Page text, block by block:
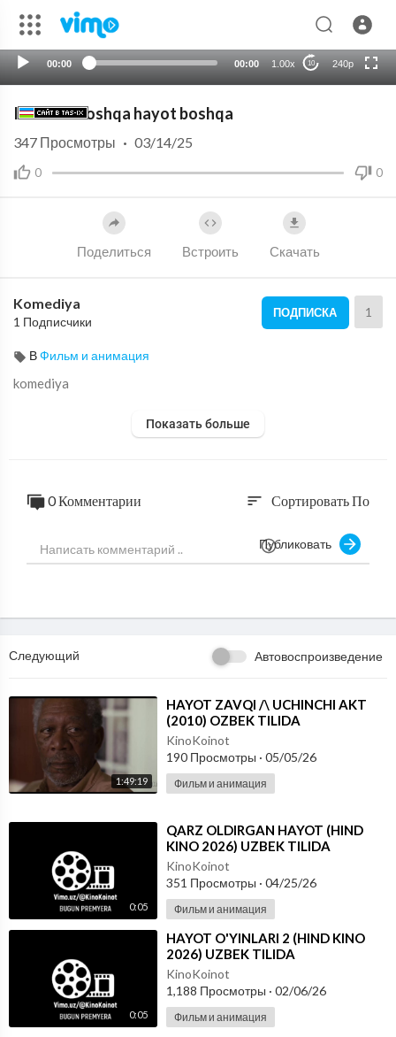
00:00 00:00 1.00x 10 240p
auto
Internet boshqa hayot boshqa
0 0
347 Просмотры · 03/14/25
Поделиться Встроить Скачать
Komediya
1 Подписчики
ПОДПИСКА 1
ВФильм и анимация
komediya
Показать больше
0 Комментарии sort Сортировать По
Публиковать
Следующий Автовоспроизведение
1:49:19
⁣HAYOT ZAVQI /\ UCHINCHI AKT
(2010) OZBEK TILIDA
KinoKoinot
190 Просмотры · 05/05/26
Фильм и анимация
0:05
⁣QARZ OLDIRGAN HAYOT (HIND
KINO 2026) UZBEK TILIDA
KinoKoinot
351 Просмотры · 04/25/26
Фильм и анимация
0:05
⁣HAYOT O'YINLARI 2 (HIND KINO
2026) UZBEK TILIDA
KinoKoinot
1,188 Просмотры · 02/06/26
Фильм и анимация